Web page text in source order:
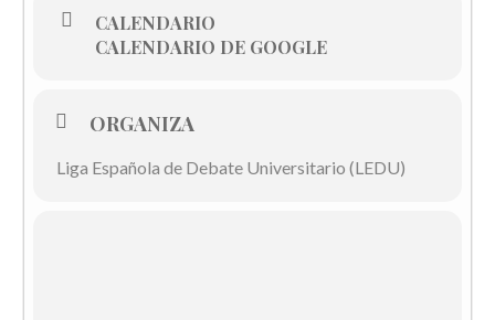
CALENDARIO
CALENDARIO DE GOOGLE
ORGANIZA
Liga Española de Debate Universitario (LEDU)